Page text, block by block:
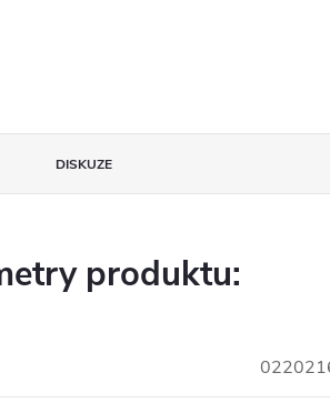
DISKUZE
produktu: